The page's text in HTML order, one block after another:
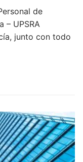
de
– UPSRA
junto con todo